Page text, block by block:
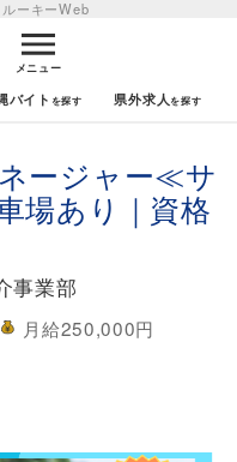
ルーキーWeb
メニュー
バイト 県外求人
ージャー≪サ
場あり｜資格
事業部
月給250,000円